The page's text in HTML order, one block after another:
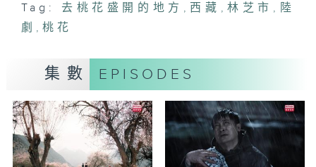
Tag:
去桃花盛開的地方 , 西藏 , 林芝市 , 陸
劇 ,桃花
集數 EPISODES